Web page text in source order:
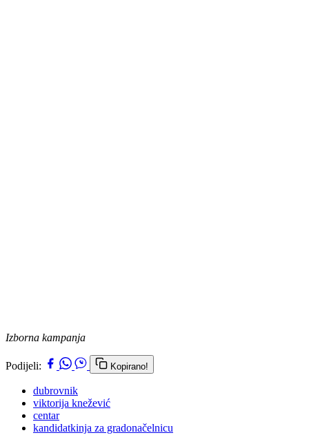
Izborna kampanja
Podijeli: Kopirano!
dubrovnik
viktorija knežević
centar
kandidatkinja za gradonačelnicu